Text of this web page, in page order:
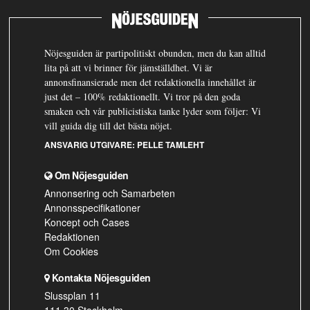
Nöjesguiden är partipolitiskt obunden, men du kan alltid
lita på att vi brinner för jämställdhet. Vi är
annonsfinansierade men det redaktionella innehållet är
just det – 100% redaktionellt. Vi tror på den goda
smaken och vår publicistiska tanke lyder som följer: Vi
vill guida dig till det bästa nöjet.
ANSVARIG UTGIVARE: PELLE TAMLEHT
Om Nöjesguiden
Annonsering och Samarbeten
Annonsspecifikationer
Koncept och Cases
Redaktionen
Om Cookies
Kontakta Nöjesguiden
Slussplan 11